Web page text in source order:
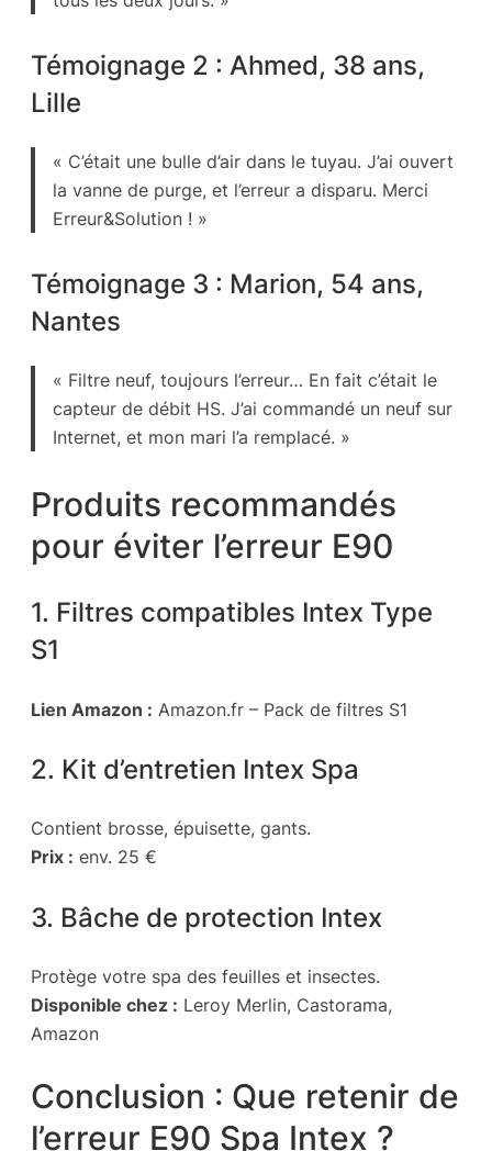
Témoignage 2 : Ahmed, 38 ans,
Lille
« C’était une bulle d’air dans le tuyau. J’ai ouvert
la vanne de purge, et l’erreur a disparu. Merci
Erreur&Solution ! »
Témoignage 3 : Marion, 54 ans,
Nantes
« Filtre neuf, toujours l’erreur… En fait c’était le
capteur de débit HS. J’ai commandé un neuf sur
Internet, et mon mari l’a remplacé. »
Produits recommandés
pour éviter l’erreur E90
1. Filtres compatibles Intex Type
S1
Lien Amazon : Amazon.fr – Pack de filtres S1
2. Kit d’entretien Intex Spa
Contient brosse, épuisette, gants.
Prix : env. 25 €
3. Bâche de protection Intex
Protège votre spa des feuilles et insectes.
Disponible chez : Leroy Merlin, Castorama,
Amazon
Conclusion : Que retenir de
l’erreur E90 Spa Intex ?